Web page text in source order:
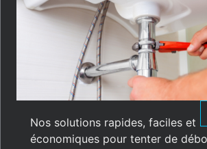
Nos solutions rapides, faciles et
économiques pour tenter de